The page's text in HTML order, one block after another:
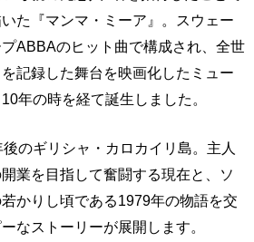
た『マンマ・ミーア』。スウェー
ABBAのヒット曲で構成され、全世
記録した舞台を映画化したミュー
年の時を経て誕生しました。
のギリシャ・カロカイリ島。主人
業を目指して奮闘する現在と、ソ
かりし頃である1979年の物語を交
なストーリーが展開します。